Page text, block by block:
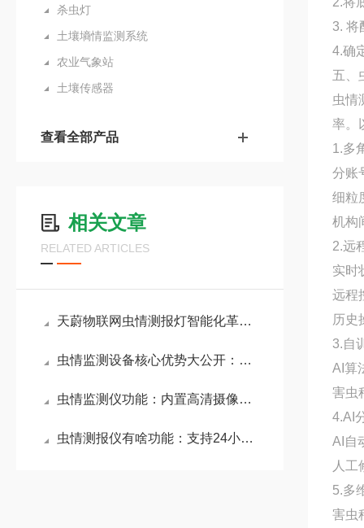
杀虫灯
土壤墒情监测系统
农业气象站
土壤传感器
查看全部产品
相关文章
RELATED ARTICLES
天蔚物联网虫情测报灯智能化革新：实现诱捕-拍照-识别-预警全流程自动化
虫情监测设备核心优势大公开：高清成像、远红外虫体处理、物联网传输
虫情监测仪功能：内置高清摄像头与自动平铺装置，能定时对虫体进行高清拍照
虫情测报仪有啥功能：支持24小时无人值守运行，数据实时传输，助力精准防控
3. 将
4.确
五、
虫情
率。
1.多
分账
细粒
机构
2.远
实时
远程
历史
3.自
AI算
害虫
4.AI
AI自
人工
5.多
害虫